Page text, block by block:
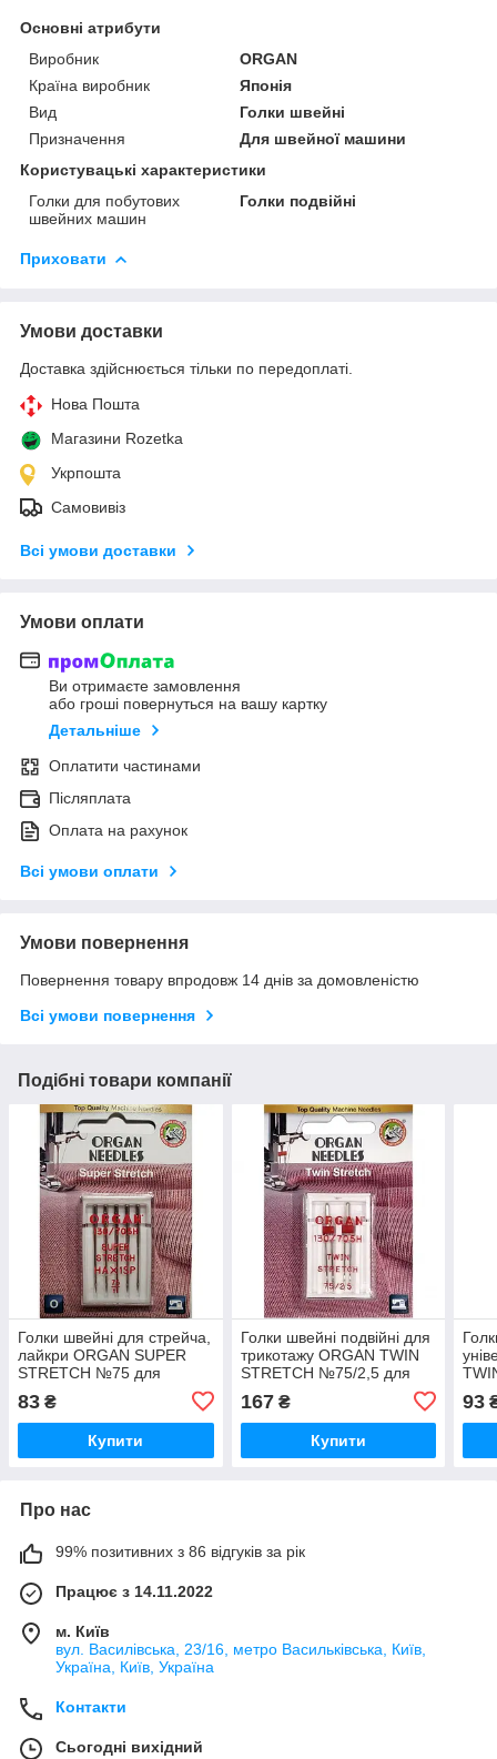
Основні атрибути
Виробник
ORGAN
Країна виробник
Японія
Вид
Голки швейні
Призначення
Для швейної машини
Користувацькі характеристики
Голки для побутових
швейних машин
Голки подвійні
Приховати
Умови доставки
Доставка здійснюється тільки по передоплаті.
Нова Пошта
Магазини Rozetka
Укрпошта
Самовивіз
Всі умови доставки
Умови оплати
Ви отримаєте замовлення
або гроші повернуться на вашу картку
Детальніше
Оплатити частинами
Післяплата
Оплата на рахунок
Всі умови оплати
Умови повернення
Повернення товару впродовж 14 днів за домовленістю
Всі умови повернення
Подібні товари компанії
Голки швейні для стрейча,
лайкри ORGAN SUPER
STRETCH №75 для
машин блістерна уп 5
штук оптом (7018)
83 ₴
Купити
Голки швейні подвійні для
трикотажу ORGAN TWIN
STRETCH №75/2,5 для
машин бліст уп 2 штуки
оптом (7013)
167₴
Купити
93
Про нас
99% позитивних з 86 відгуків за рік
Працює з 14.11.2022
м. Київ
вул. Василівська, 23/16, метро Васильківська, Київ,
Україна, Київ, Україна
Контакти
Сьогодні вихідний